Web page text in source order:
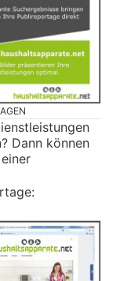
Dann können